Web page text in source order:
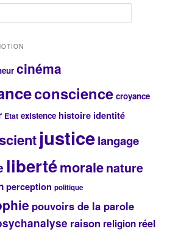
cinéma
conscience croyance
Etat existence histoire identité
justicelangage
libertémoralenature
perception politique
pouvoirs de la parole
raison religion réel